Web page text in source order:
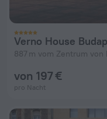
887 m vom Zentrum von
von 197 €
pro Nacht